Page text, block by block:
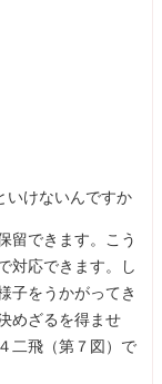
いけないんですか
留できます。こう
対応できます。し
子をうかがってき
めざるを得ませ
二飛（第７図）で